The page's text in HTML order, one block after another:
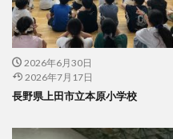
2026年6月30日
2026年7月17日
長野県上田市立本原小学校